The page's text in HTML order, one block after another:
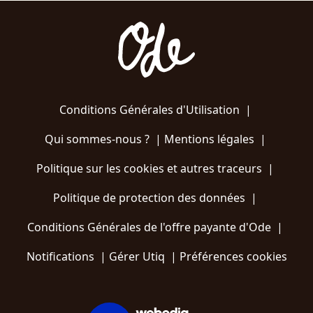
Conditions Générales d'Utilisation |
Qui sommes-nous ?| Mentions légales |
Politique sur les cookies et autres traceurs |
Politique de protection des données |
Conditions Générales de l'offre payante d'Ode |
Notifications | Gérer Utiq | Préférences cookies